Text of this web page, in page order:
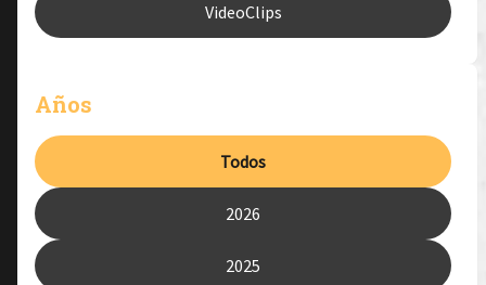
VideoClips
Años
Todos
2026
2025